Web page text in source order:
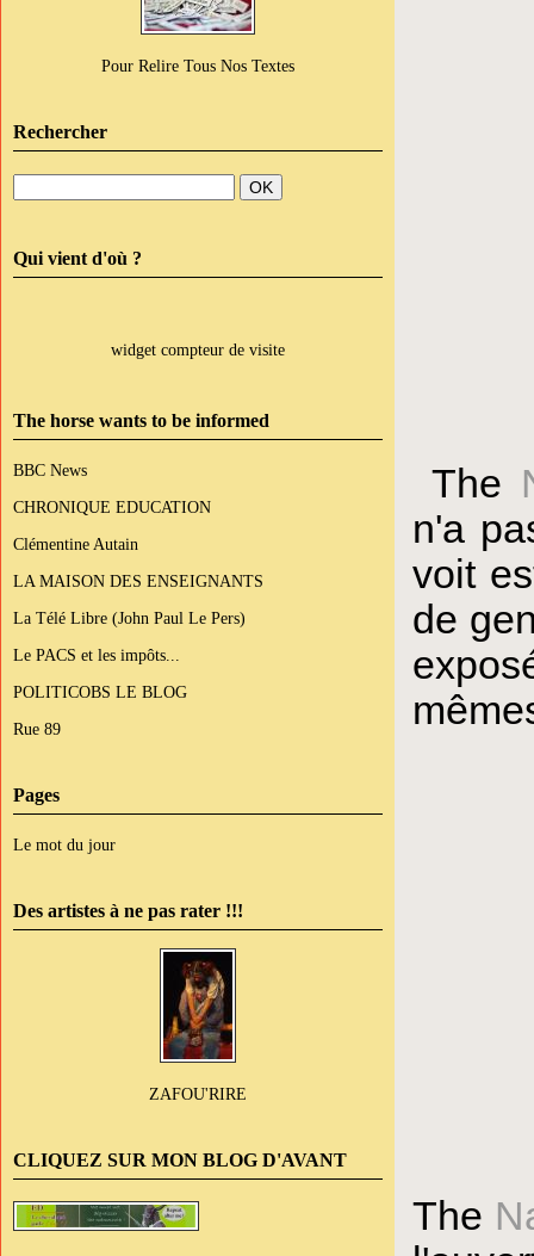
Pour Relire Tous Nos Textes
Rechercher
Qui vient d'où ?
widget compteur de visite
The horse wants to be informed
BBC News
CHRONIQUE EDUCATION
Clémentine Autain
LA MAISON DES ENSEIGNANTS
La Télé Libre (John Paul Le Pers)
Le PACS et les impôts...
POLITICOBS LE BLOG
Rue 89
Pages
Le mot du jour
Des artistes à ne pas rater !!!
ZAFOU'RIRE
CLIQUEZ SUR MON BLOG D'AVANT
The
n'a
voit
de
The